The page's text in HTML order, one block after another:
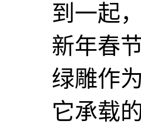
到一起
新年春
绿雕作
它承载